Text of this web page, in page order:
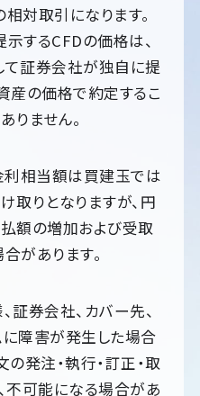
対取引になります。
するCFDの価格は、
証券会社が独自に提
産の価格で約定するこ
りません。
相当額は買建玉では
取りとなりますが、円
額の増加および受取
があります。
証券会社、カバー先、
障害が発生した場合
発注・執行・訂正・取
不可能になる場合があ